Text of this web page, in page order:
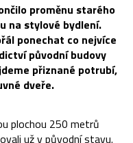
proměnu starého
na stylové bydlení.
ponechat co nejvíce
původní budovy
přiznané potrubí,
dveře.
plochou 250 metrů
už v původní stavu.